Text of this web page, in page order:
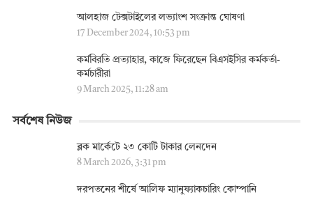
আলহাজ টেক্সটাইলের লভ্যাংশ সংক্রান্ত ঘোষণা
17 December 2024, 10:53 pm
কর্মবিরতি প্রত্যাহার, কাজে ফিরেছেন বিএসইসির কর্মকর্তা-
কর্মচারীরা
9 March 2025, 11:28 am
সর্বশেষ নিউজ
ব্লক মার্কেটে ২৩ কোটি টাকার লেনদেন
8 March 2026, 3:31 pm
দরপতনের শীর্ষে আলিফ ম্যানুফ্যাকচারিং কোম্পানি